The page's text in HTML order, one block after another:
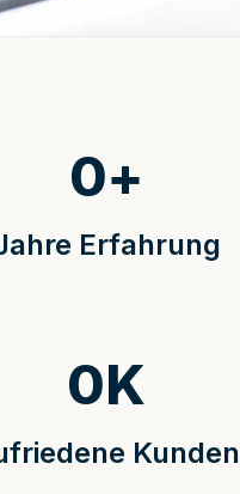
Erfahrung
0+
Kunden
0K